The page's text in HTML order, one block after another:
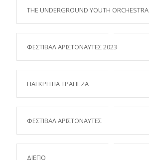
THE UNDERGROUND YOUTH ORCHESTRA
ΦΕΣΤΙΒΑΛ ΑΡΙΣΤΟΝΑΥΤΕΣ 2023
ΠΑΓΚΡΗΤΙΑ ΤΡΑΠΕΖΑ
ΦΕΣΤΙΒΑΛ ΑΡΙΣΤΟΝΑΥΤΕΣ
ΔΙΕΠΟ